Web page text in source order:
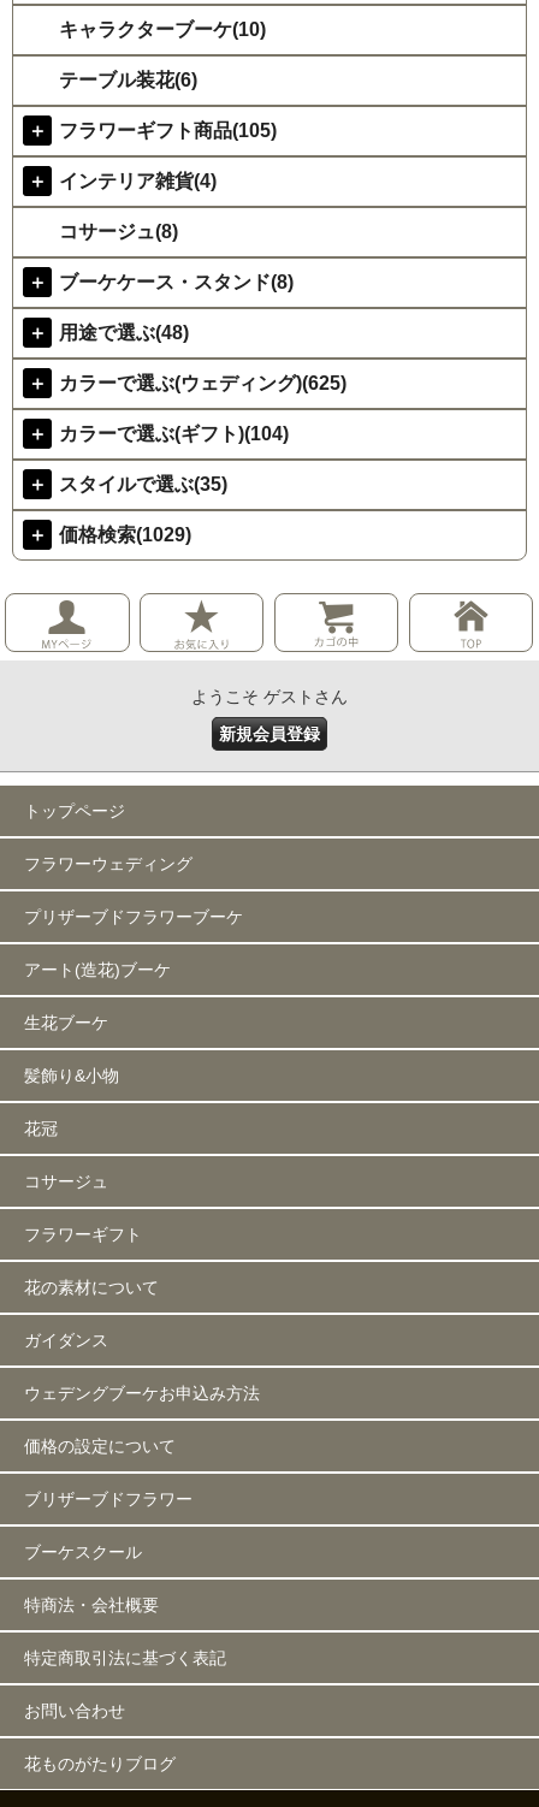
キャラクターブーケ(10)
テーブル装花(6)
＋ フラワーギフト商品(105)
＋ インテリア雑貨(4)
コサージュ(8)
＋ ブーケケース・スタンド(8)
＋ 用途で選ぶ(48)
＋ カラーで選ぶ(ウェディング)(625)
＋ カラーで選ぶ(ギフト)(104)
＋ スタイルで選ぶ(35)
＋ 価格検索(1029)
ようこそ ゲストさん
新規会員登録
トップページ
フラワーウェディング
プリザーブドフラワーブーケ
アート(造花)ブーケ
生花ブーケ
髪飾り&小物
花冠
コサージュ
フラワーギフト
花の素材について
ガイダンス
ウェデングブーケお申込み方法
価格の設定について
ブリザーブドフラワー
ブーケスクール
特商法・会社概要
特定商取引法に基づく表記
お問い合わせ
花ものがたりブログ